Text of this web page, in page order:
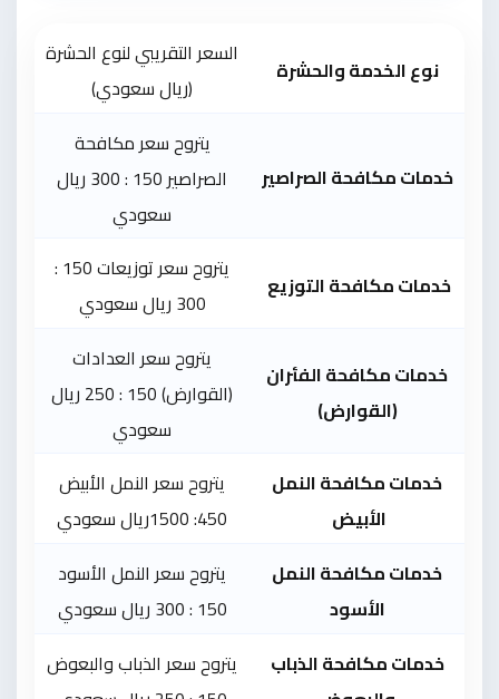
نوع الخدمة والحشرة
السعر التقريبي لنوع الحشرة
(ريال سعودي)
خدمات مكافحة الصراصير
يتروح سعر مكافحة
الصراصير 150 : 300 ريال
سعودي
خدمات مكافحة التوزيع
يتروح سعر توزيعات 150 :
300 ريال سعودي
خدمات مكافحة الفئران
(القوارض)
يتروح سعر العدادات
(القوارض) 150 : 250 ريال
سعودي
خدمات مكافحة النمل
الأبيض
يتروح سعر النمل الأبيض
450: 1500ريال سعودي
خدمات مكافحة النمل
الأسود
يتروح سعر النمل الأسود
150 : 300 ريال سعودي
خدمات مكافحة الذباب
يتروح سعر الذباب والبعوض